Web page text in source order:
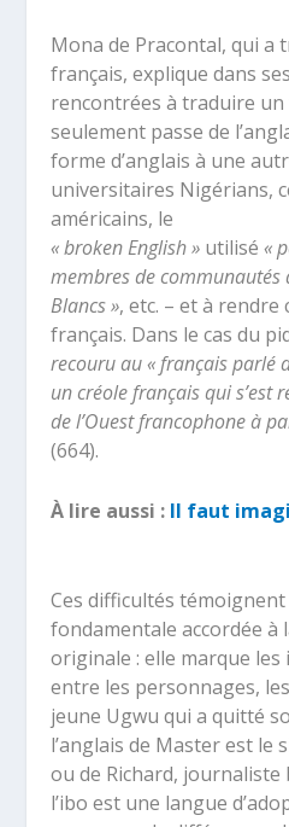
Mona de Pracontal, qui a
français, explique dans
rencontrées à traduire
seulement passe de
forme d’anglais à une
universitaires Nigérians,
américains, le
« broken English » utilisé«
membres de communautés
Blancs », etc. – et à
français. Dans le cas du
recouru au « français parlé
un créole français qui s’est
de l’Ouest francophone à
(664).
À lire aussi : Il faut
Ces difficultés
fondamentale accordée à
originale : elle marque
entre les personnages,
jeune Ugwu qui a quitté
l’anglais de Master est le
ou de Richard,
l’ibo est une langue